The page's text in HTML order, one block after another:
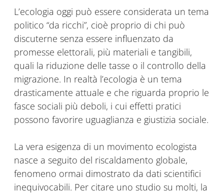
L’ecologia oggi può essere considerata un tema
politico “da ricchi”, cioè proprio di chi può
discuterne senza essere influenzato da
promesse elettorali, più materiali e tangibili,
quali la riduzione delle tasse o il controllo della
migrazione. In realtà l’ecologia è un tema
drasticamente attuale e che riguarda proprio le
fasce sociali più deboli, i cui effetti pratici
possono favorire uguaglianza e giustizia sociale.
La vera esigenza di un movimento ecologista
nasce a seguito del riscaldamento globale,
fenomeno ormai dimostrato da dati scientifici
inequivocabili. Per citare uno studio su molti, la